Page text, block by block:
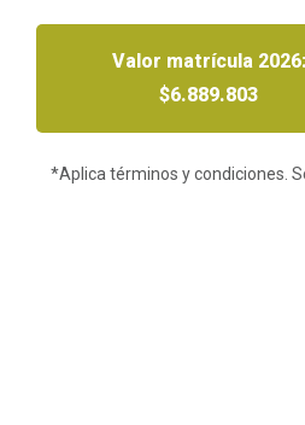
Valor matrícula 2026:
$6.889.803
*Aplica términos y condiciones.